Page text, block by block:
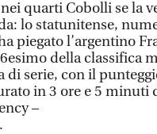
quarti Cobolli se la
lo statunitense,
piegato l’argentino
della classifica
di serie, con il
in 3 ore e 5 minuti
–